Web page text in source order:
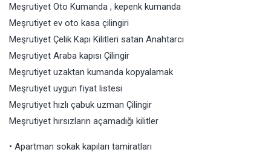
Meşrutiyet Oto Kumanda , kepenk kumanda
Meşrutiyet ev oto kasa çilingiri
Meşrutiyet Çelik Kapı Kilitleri satan Anahtarcı
Meşrutiyet Araba kapısı Çilingir
Meşrutiyet uzaktan kumanda kopyalamak
Meşrutiyet uygun fiyat listesi
Meşrutiyet hızlı çabuk uzman Çilingir
Meşrutiyet hırsızların açamadığı kilitler
• Apartman sokak kapıları tamiratları